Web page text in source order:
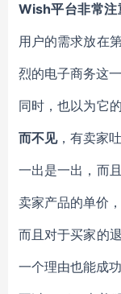
Wish平台非常注
用户的需求放在
烈的电子商务这
同时，也以为它
而不见，有卖家
一出是一出，而
卖家产品的单价
而且对于买家的
一个理由也能成